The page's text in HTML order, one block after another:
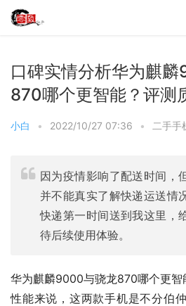
口碑实情分析华为麒
870哪个更智能？评测
小白 • 2022/10/27 07:36 • 二手手
因为疫情影响了配送时间，
并不能真实了解快递运送情
快递第一时间送到我这里，
待后续使用体验。
华为麒麟9000与骁龙870哪个更智
性能来说，这两款手机是不分伯